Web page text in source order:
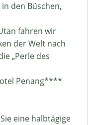
den Büschen,
fahren wir
der Welt nach
„Perle des
Penang****
eine halbtägige